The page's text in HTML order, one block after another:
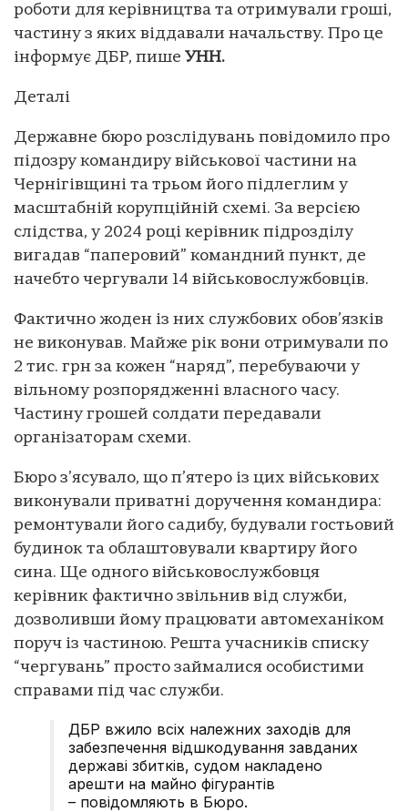
роботи для керівництва та отримували гроші,
частину з яких віддавали начальству. Про це
інформує ДБР, пише УНН.
Деталі
Державне бюро розслідувань повідомило про
підозру командиру військової частини на
Чернігівщині та трьом його підлеглим у
масштабній корупційній схемі. За версією
слідства, у 2024 році керівник підрозділу
вигадaв “паперовий” командний пункт, де
начебто чергували 14 військовослужбовців.
Фактично жоден із них службових обов’язків
не виконував. Майже рік вони отримували по
2 тис. грн за кожен “наряд”, перебуваючи у
вільному розпорядженні власного часу.
Частину грошей солдати передавали
організаторам схеми.
Бюро з’ясувало, що п’ятеро із цих військових
виконували приватні доручення командира:
ремонтували його садибу, будували гостьовий
будинок та облаштовували квартиру його
сина. Ще одного військовослужбовця
керівник фактично звільнив від служби,
дозволивши йому працювати автомеханіком
поруч із частиною. Решта учасників списку
“чергувань” просто займалися особистими
справами під час служби.
ДБР вжило всіх належних заходів для
забезпечення відшкодування завданих
державі збитків, судом накладено
арешти на майно фігурантів
– повідомляють в Бюро.